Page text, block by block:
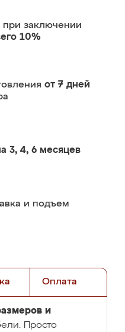
при заключении
10%
от 7 дней
3, 4, 6 месяцев
и подъем
Оплата
и
Просто